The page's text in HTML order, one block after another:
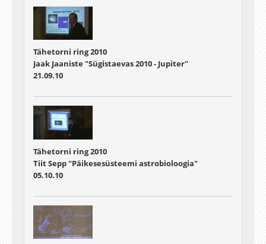
Tähetorni ring 2010
Jaak Jaaniste "Sügistaevas 2010 - Jupiter"
21.09.10
Tähetorni ring 2010
Tiit Sepp "Päikesesüsteemi astrobioloogia"
05.10.10